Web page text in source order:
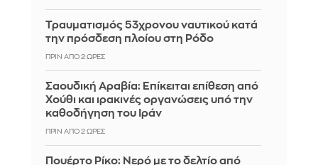
Τραυματισμός 53χρονου ναυτικού κατά
την πρόσδεση πλοίου στη Ρόδο
ΠΡΙΝ ΑΠΌ 2 ΏΡΕΣ
Σαουδική Αραβία: Επίκειται επίθεση από
Χούθι και ιρακινές οργανώσεις υπό την
καθοδήγηση του Ιράν
ΠΡΙΝ ΑΠΌ 2 ΏΡΕΣ
Πουέρτο Ρίκο: Νερό με το δελτίο από